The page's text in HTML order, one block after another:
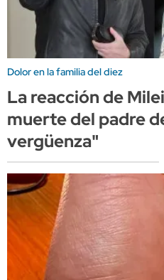
Dolor en la familia del diez
La reacción de
muerte del padre
vergüenza"